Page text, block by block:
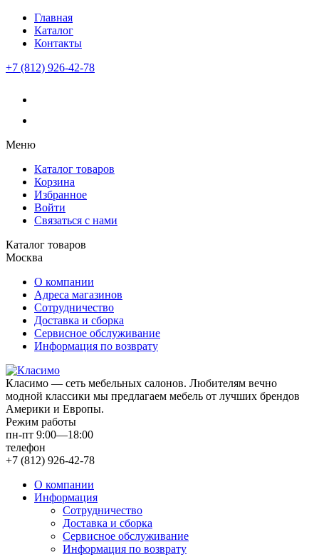
Главная
Каталог
Контакты
+7 (812) 926-42-78
Меню
Каталог товаров
Корзина
Избранное
Войти
Связаться с нами
Каталог товаров
Москва
О компании
Адреса магазинов
Сотрудничество
Доставка и сборка
Сервисное обслуживание
Информация по возврату
Класимо — cеть мебельных салонов. Любителям вечно
модной классики мы предлагаем мебель от лучших брендов
Америки и Европы.
Режим работы
пн-пт 9:00—18:00
телефон
+7 (812) 926-42-78
О компании
Информация
Сотрудничество
Доставка и сборка
Сервисное обслуживание
Информация по возврату